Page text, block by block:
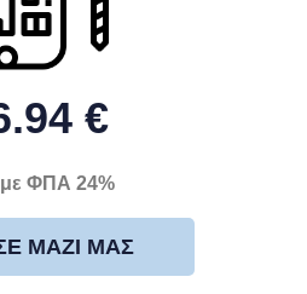
€
ΦΠΑ 24%
ΜΑΖΊ ΜΑΣ